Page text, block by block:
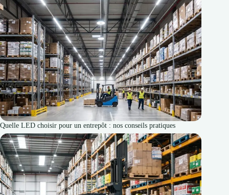
Quelle LED choisir pour un entrepôt : nos conseils pratiques